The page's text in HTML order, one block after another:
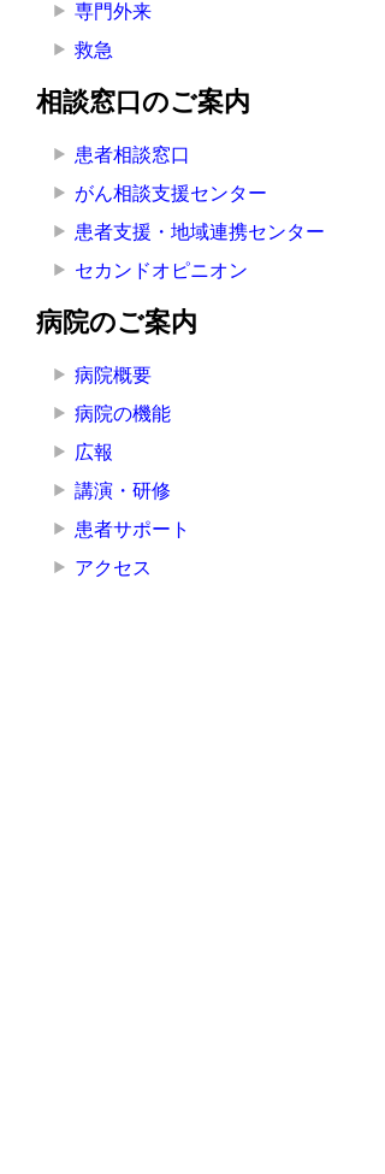
専門外来
救急
相談窓口のご案内
患者相談窓口
がん相談支援センター
患者支援・地域連携センター
セカンドオピニオン
病院のご案内
病院概要
病院の機能
広報
講演・研修
患者サポート
アクセス